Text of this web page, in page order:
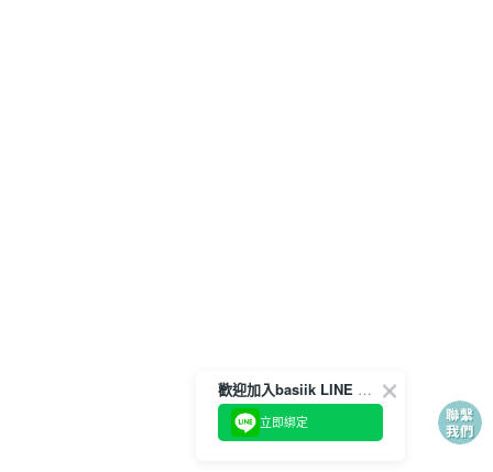
歡迎加入basiik LINE 官方帳號
立即綁定